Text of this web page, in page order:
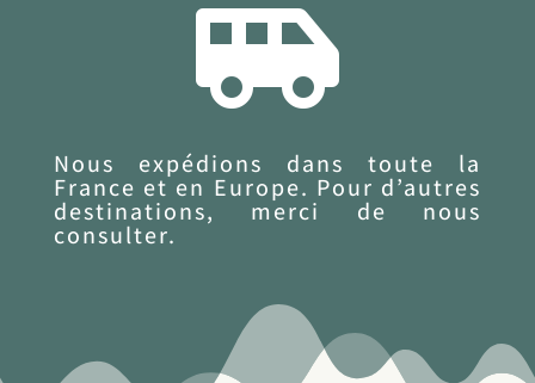

Nous expédions dans toute la
France et en Europe. Pour d’autres
destinations, merci de nous
consulter.